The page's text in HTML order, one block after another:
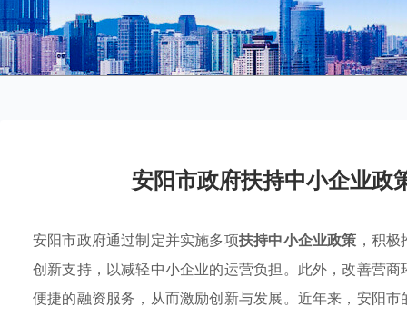
安阳市政府扶持中小企业政
安阳市政府通过制定并实施多项扶持中小企业政策 ，积
创新支持，以减轻中小企业的运营负担。此外，改善营
便捷的融资服务，从而激励创新与发展。近年来，安阳市